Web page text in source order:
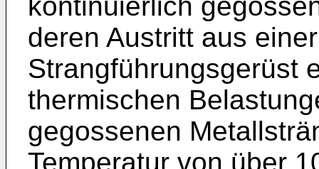
deren Austritt aus
Strangführungsgerüst
thermischen
gegossenen
Temperatur von über